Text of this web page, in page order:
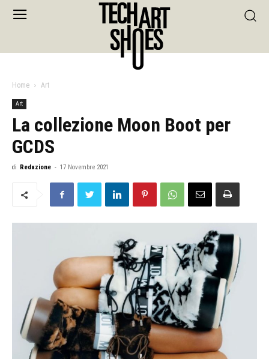
Home Art
Art
La collezione Moon Boot per
GCDS
di Redazione - 17 Novembre 2021